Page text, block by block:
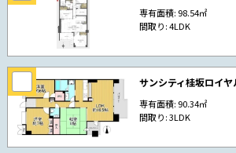
専有面積: 98.54㎡
間取り: 4LDK
サンシティ桂坂ロイヤ
専有面積: 90.34㎡
間取り: 3LDK